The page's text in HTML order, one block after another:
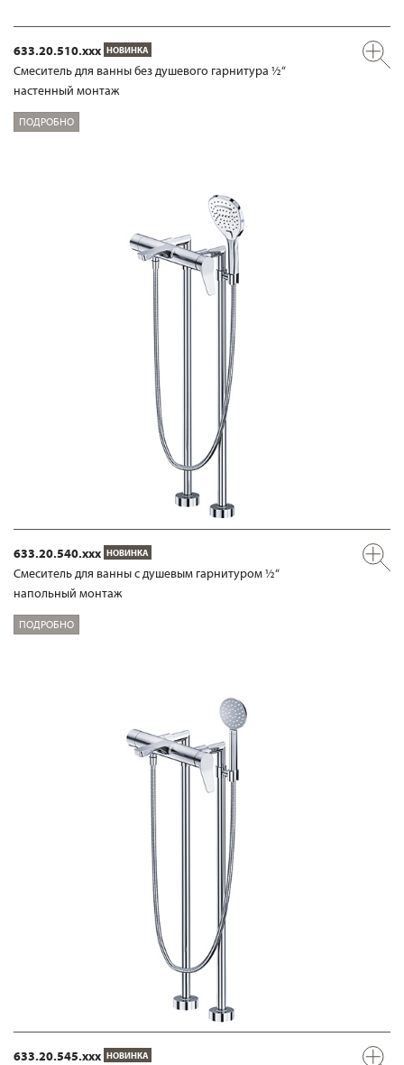
633.20.510.xxx НОВИНКА
Смеситель для ванны без душевого гарнитура ½“
настенный монтаж
ПОДРОБНО
633.20.540.xxx НОВИНКА
Смеситель для ванны с душевым гарнитуром ½“
напольный монтаж
ПОДРОБНО
633.20.545.xxx НОВИНКА